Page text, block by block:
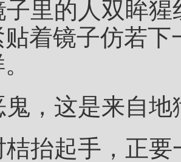
子里的人双眸
贴着镜子仿若
鬼，这是来自地
桔抬起手，正